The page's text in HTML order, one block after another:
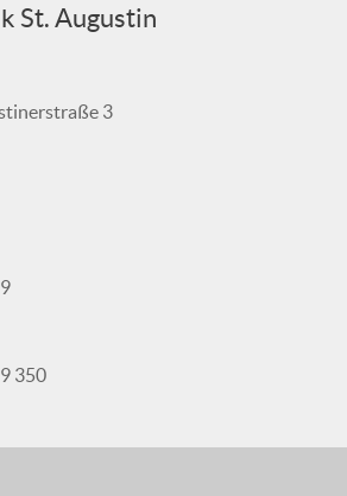
St. Augustin
3
350